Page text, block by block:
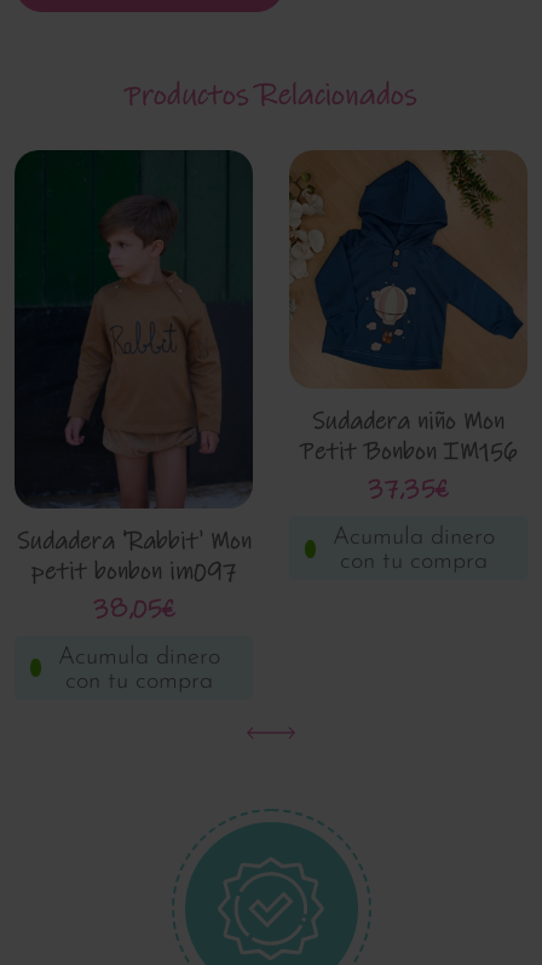
Productos Relacionados
Sudadera 'Rabbit' Mon
petit bonbon im097
38,05€
Acumula dinero
con tu compra
Sudadera niño Mon
Petit Bonbon IM156
37,35€
Acumula dinero
con tu compra